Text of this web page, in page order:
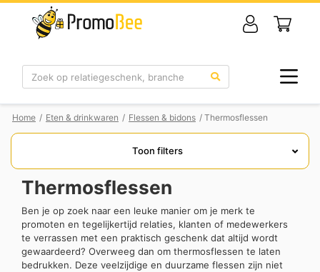
Zoek
Home / Eten & drinkwaren / Flessen & bidons / Thermosflessen
Toon filters
Thermosflessen
Ben je op zoek naar een leuke manier om je merk te
promoten en tegelijkertijd relaties, klanten of medewerkers
te verrassen met een praktisch geschenk dat altijd wordt
gewaardeerd? Overweeg dan om thermosflessen te laten
bedrukken. Deze veelzijdige en duurzame flessen zijn niet